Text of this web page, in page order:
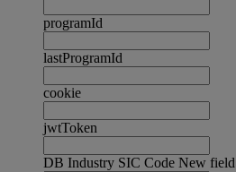
programId
lastProgramId
cookie
jwtToken
DB Industry SIC Code New field